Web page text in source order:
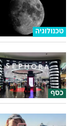
טכנולוגיה
כסף